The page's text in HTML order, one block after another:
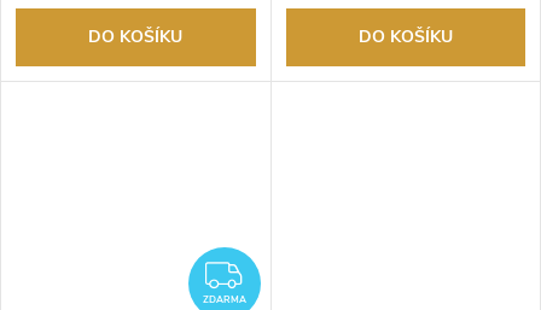
DO KOŠÍKU DO KOŠÍKU
ZDARMA
ZDARMA